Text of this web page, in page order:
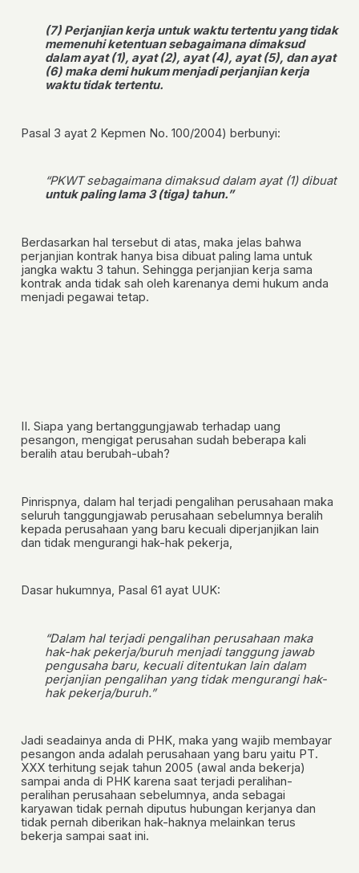
(7) Perjanjian kerja untuk waktu tertentu yang tidak
memenuhi ketentuan sebagaimana dimaksud
dalam ayat (1), ayat (2), ayat (4), ayat (5), dan ayat
(6) maka demi hukum menjadi perjanjian kerja
waktu tidak tertentu.
Pasal 3 ayat 2 Kepmen No. 100/2004) berbunyi:
“PKWT sebagaimana dimaksud dalam ayat (1) dibuat
untuk paling lama 3 (tiga) tahun.”
Berdasarkan hal tersebut di atas, maka jelas bahwa
perjanjian kontrak hanya bisa dibuat paling lama untuk
jangka waktu 3 tahun. Sehingga perjanjian kerja sama
kontrak anda tidak sah oleh karenanya demi hukum anda
menjadi pegawai tetap.
II. Siapa yang bertanggungjawab terhadap uang
pesangon, mengigat perusahan sudah beberapa kali
beralih atau berubah-ubah?
Pinrispnya, dalam hal terjadi pengalihan perusahaan maka
seluruh tanggungjawab perusahaan sebelumnya beralih
kepada perusahaan yang baru kecuali diperjanjikan lain
dan tidak mengurangi hak-hak pekerja,
Dasar hukumnya, Pasal 61 ayat UUK:
“Dalam hal terjadi pengalihan perusahaan maka
hak-hak pekerja/buruh menjadi tanggung jawab
pengusaha baru, kecuali ditentukan lain dalam
perjanjian pengalihan yang tidak mengurangi hak-
hak pekerja/buruh.”
Jadi seadainya anda di PHK, maka yang wajib membayar
pesangon anda adalah perusahaan yang baru yaitu PT.
XXX terhitung sejak tahun 2005 (awal anda bekerja)
sampai anda di PHK karena saat terjadi peralihan-
peralihan perusahaan sebelumnya, anda sebagai
karyawan tidak pernah diputus hubungan kerjanya dan
tidak pernah diberikan hak-haknya melainkan terus
bekerja sampai saat ini.